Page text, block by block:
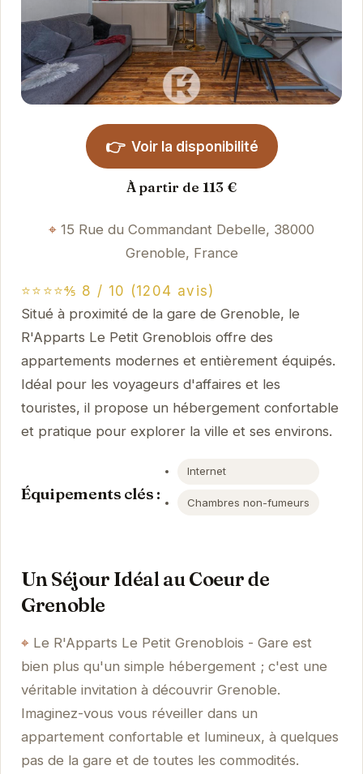
👉 Voir la disponibilité
À partir de 113 €
15 Rue du Commandant Debelle, 38000
Grenoble, France
⭐⭐⭐⭐⅘ 8 / 10 (1204 avis)
Situé à proximité de la gare de Grenoble, le
R'Apparts Le Petit Grenoblois offre des
appartements modernes et entièrement équipés.
Idéal pour les voyageurs d'affaires et les
touristes, il propose un hébergement confortable
et pratique pour explorer la ville et ses environs.
Équipements clés :
Internet
Chambres non-fumeurs
Un Séjour Idéal au Coeur de
Grenoble
Le R'Apparts Le Petit Grenoblois - Gare est
bien plus qu'un simple hébergement ; c'est une
véritable invitation à découvrir Grenoble.
Imaginez-vous vous réveiller dans un
appartement confortable et lumineux, à quelques
pas de la gare et de toutes les commodités.